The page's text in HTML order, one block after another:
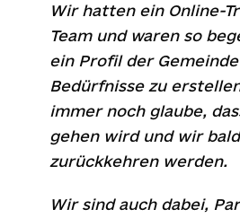
Wir hatten ein Online-
Team und waren so
ein Profil der
Bedürfnisse zu
immer noch glaube,
gehen wird und wir
zurückkehren werden.
Wir sind auch dabei,